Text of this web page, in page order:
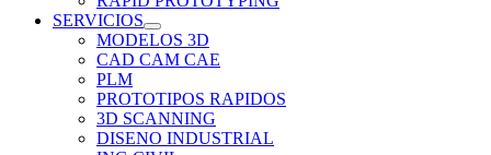
SERVICIOS
MODELOS 3D
CAD CAM CAE
PLM
PROTOTIPOS RAPIDOS
3D SCANNING
DISENO INDUSTRIAL